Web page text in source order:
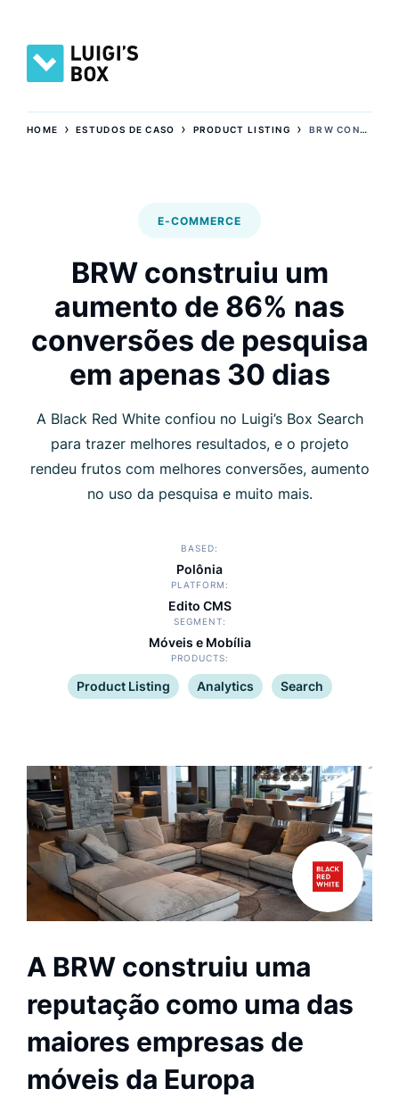
HOME ›ESTUDOS DE CASO › PRODUCT LISTING › BRW CONSTRUIU UM AUMENTO DE 86% NAS CONVERSÕES DE PESQUISA EM APENAS 30 DIAS
E-COMMERCE
BRW construiu um
aumento de 86% nas
conversões de pesquisa
em apenas 30 dias
A Black Red White confiou no Luigi’s Box Search
para trazer melhores resultados, e o projeto
rendeu frutos com melhores conversões, aumento
no uso da pesquisa e muito mais.
BASED
Polônia
PLATFORM
Edito CMS
SEGMENT
Móveis e Mobília
PRODUCTS
Product Listing Analytics Search
A BRW construiu uma
reputação como uma das
maiores empresas de
móveis da Europa